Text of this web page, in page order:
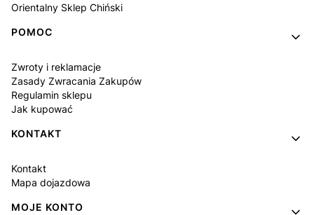
Orientalny Sklep Chiński
POMOC
Zwroty i reklamacje
Zasady Zwracania Zakupów
Regulamin sklepu
Jak kupować
KONTAKT
Kontakt
Mapa dojazdowa
MOJE KONTO